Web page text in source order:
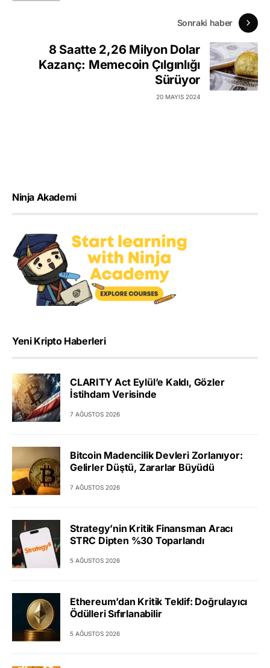
Sonraki haber
8 Saatte 2,26 Milyon Dolar
Kazanç: Memecoin Çılgınlığı
Sürüyor
20 MAYIS 2024
Ninja Akademi
Yeni Kripto Haberleri
CLARITY Act Eylül’e Kaldı, Gözler
İstihdam Verisinde
7 AĞUSTOS 2026
Bitcoin Madencilik Devleri Zorlanıyor:
Gelirler Düştü, Zararlar Büyüdü
7 AĞUSTOS 2026
Strategy’nin Kritik Finansman Aracı
STRC Dipten %30 Toparlandı
5 AĞUSTOS 2026
Ethereum’dan Kritik Teklif: Doğrulayıcı
Ödülleri Sıfırlanabilir
5 AĞUSTOS 2026